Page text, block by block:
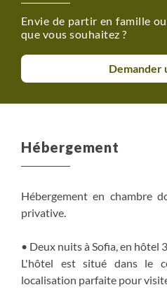
Envie de partir en famille
que vous souhaitez ?
Demander
Hébergement
Hébergement en chambre
privative.
• Deux nuits à Sofia, en hôtel
L'hôtel est situé dans le
localisation parfaite pour